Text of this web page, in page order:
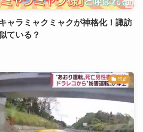
ャラミャクミャクが神格化！諏訪
ている？
話題